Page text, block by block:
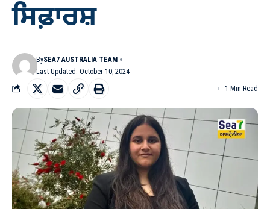
ਸਿਫ਼ਾਰਸ਼
Last Updated: October 10, 2024
BySEA7 AUSTRALIA TEAM
1 Min Read